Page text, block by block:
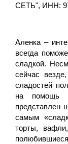
СЕТЬ", ИНН:
Аленка –
всегда
сладкой.
сейчас
сладостей
на помощь
представлен
самым
торты,